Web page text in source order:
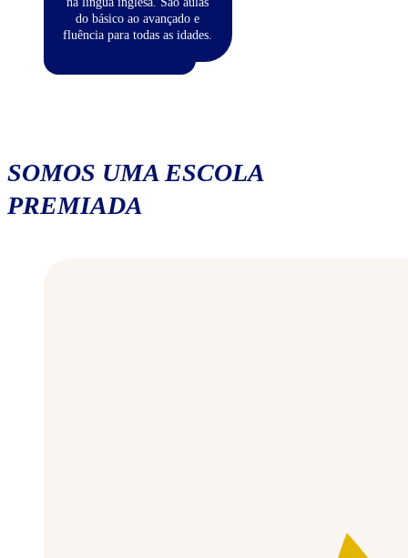
do básico ao avançado e
fluência para todas as idades.
SOMOS UMA ESCOLA
PREMIADA